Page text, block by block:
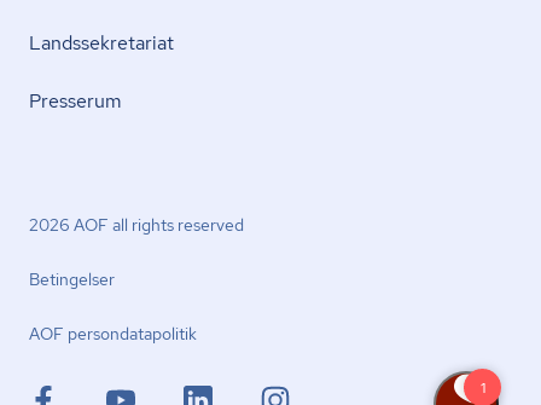
Lands­se­kre­ta­ri­at
Presserum
2026 AOF all rights reserved
Betingelser
AOF per­son­da­ta­po­li­tik